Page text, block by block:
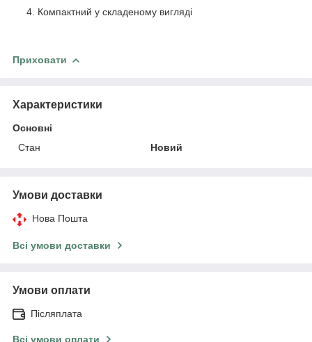
Компактний у складеному вигляді
Приховати
Характеристики
Основні
Стан
Новий
Умови доставки
Нова Пошта
Всі умови доставки
Умови оплати
Післяплата
Всі умови оплати